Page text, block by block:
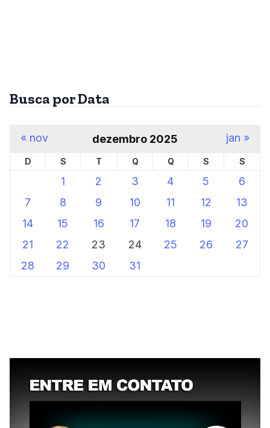
Busca por Data
dezembro 2025
D S T Q Q S S
1 2 3 4 5
6
7
8 9 10 11 12
13
14
15 16 17 18 19
20
21
22 23 24 25 26
27
28
29 30 31
« nov jan »